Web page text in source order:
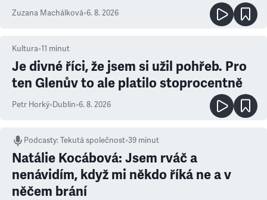
Zuzana Machálková•6. 8. 2026
Kultura•11 minut
Je divné říci, že jsem si užil pohřeb. Pro
ten Glenův to ale platilo stoprocentně
Petr Horký•Dublin•6. 8. 2026
Podcasty:Tekutá společnost•39 minut
Natálie Kocábová: Jsem rváč a
nenávidím, když mi někdo říká ne a v
něčem brání